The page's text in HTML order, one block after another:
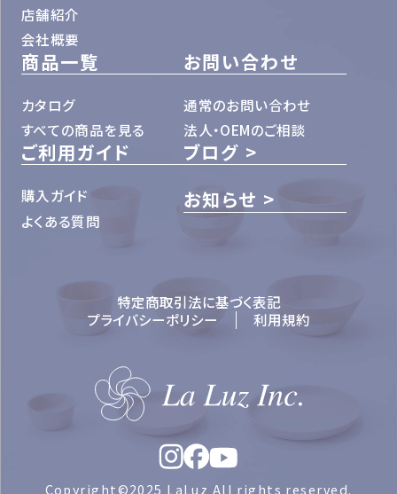
店舗紹介
会社概要
商品一覧
カタログ
すべての商品を見る
お問い合わせ
通常のお問い合わせ
法人・OEMのご相談
ご利用ガイド
購入ガイド
よくある質問
ブログ
お知らせ
特定商取引法に基づく表記
プライバシーポリシー
利用規約
Copyright©2025 LaLuz All rights reserved.